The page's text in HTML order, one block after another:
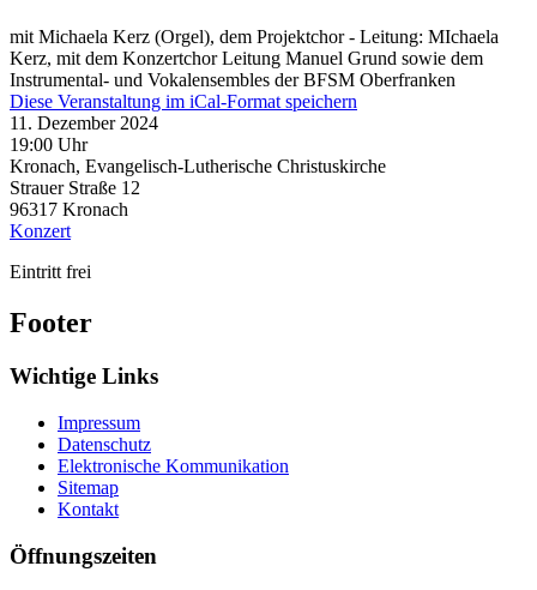
mit Michaela Kerz (Orgel), dem Projektchor - Leitung: MIchaela
Kerz, mit dem Konzertchor Leitung Manuel Grund sowie dem
Instrumental- und Vokalensembles der BFSM Oberfranken
Diese Veranstaltung im iCal-Format speichern
11. Dezember 2024
19:00 Uhr
Kronach, Evangelisch-Lutherische Christuskirche
Strauer Straße 12
96317 Kronach
Konzert
Eintritt frei
Footer
Wichtige Links
Impressum
Datenschutz
Elektronische Kommunikation
Sitemap
Kontakt
Öffnungszeiten